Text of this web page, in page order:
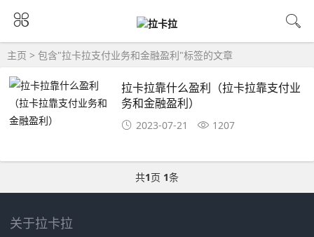
主页 > 包含"拉卡拉支付业务和金融盈利"标签的文章
拉卡拉靠什么盈利（拉卡拉靠支付业
务和金融盈利）
2023-07-21 1207
共1页 1条
关于拉卡拉